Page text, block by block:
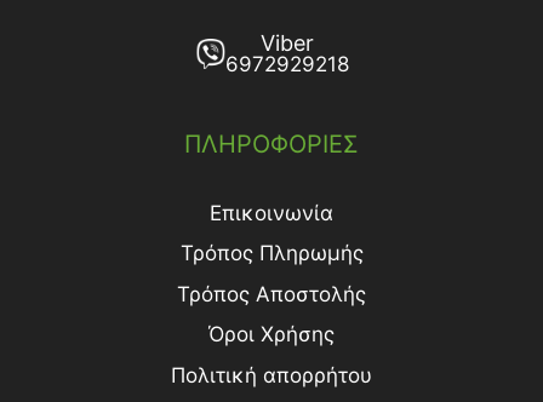
Viber
6972929218
ΠΛΗΡΟΦΟΡΙΕΣ
Επικοινωνία
Τρόπος Πληρωμής
Τρόπος Aποστολής
Όροι Χρήσης
Πολιτική απορρήτου